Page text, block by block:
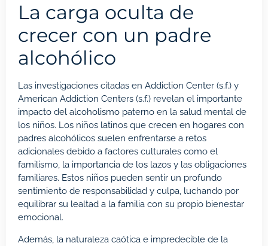
La carga oculta de
crecer con un padre
alcohólico
Las investigaciones citadas en Addiction Center (s.f.) y
American Addiction Centers (s.f.) revelan el importante
impacto del alcoholismo paterno en la salud mental de
los niños. Los niños latinos que crecen en hogares con
padres alcohólicos suelen enfrentarse a retos
adicionales debido a factores culturales como el
familismo, la importancia de los lazos y las obligaciones
familiares. Estos niños pueden sentir un profundo
sentimiento de responsabilidad y culpa, luchando por
equilibrar su lealtad a la familia con su propio bienestar
emocional.
Además, la naturaleza caótica e impredecible de la